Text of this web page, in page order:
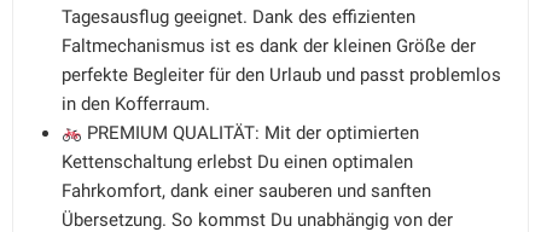
Tagesausflug geeignet. Dank des effizienten
Faltmechanismus ist es dank der kleinen Größe der
perfekte Begleiter für den Urlaub und passt problemlos
in den Kofferraum.
PREMIUM QUALITÄT: Mit der optimierten
Kettenschaltung erlebst Du einen optimalen
Fahrkomfort, dank einer sauberen und sanften
Übersetzung. So kommst Du unabhängig von der